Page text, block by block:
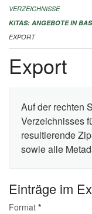
IMPRESSUM
VERZEICHNISSE
KITAS: ANGEBOTE IN
EXPORT
Export
Auf der rechten
Verzeichnisses
resultierende
sowie alle
Einträge im
Format *